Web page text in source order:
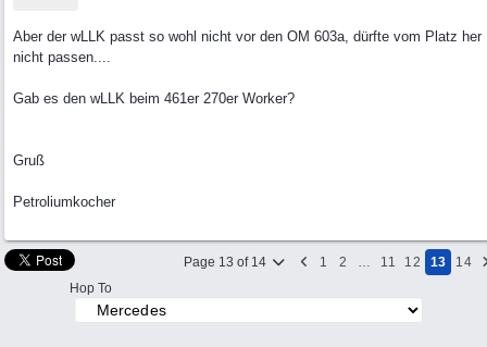
Aber der wLLK passt so wohl nicht vor den OM 603a, dürfte vom Platz her
nicht passen....
Gab es den wLLK beim 461er 270er Worker?
Gruß
Petroliumkocher
Page 13 of 14 1 2 … 11 12 13
14
Hop To